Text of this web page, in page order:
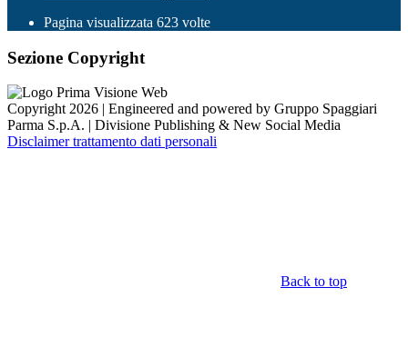
Pagina visualizzata 623 volte
Sezione Copyright
Copyright 2026 | Engineered and powered by Gruppo Spaggiari
Parma S.p.A. | Divisione Publishing & New Social Media
Disclaimer trattamento dati personali
Back to top